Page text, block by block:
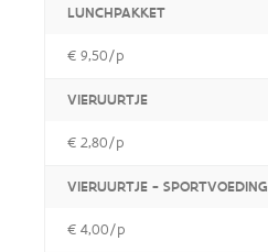
LUNCHPAKKET
€ 9,50/p
VIERUURTJE
€ 2,80/p
VIERUURTJE - SPORTVOEDING
€ 4,00/p